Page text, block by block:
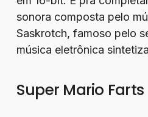
sonora composta pelo
Saskrotch, famoso pelo
música eletrônica
Super Mario Farts